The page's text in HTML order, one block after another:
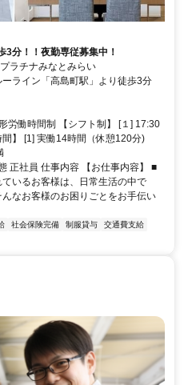
！！夜勤専従募集中！
ラチナみなとみらい
ライン「高島町駅」より徒歩3分
労働時間制 【シフト制】 [１] 17:30
】 [1] 実働14時間（休憩120分)
正社員 仕事内容 【お仕事内容】 ■
いるお客様は、日常生活の中で
なお客様のお困りごとをお手伝い
社会保険完備 制服貸与
交通費支給